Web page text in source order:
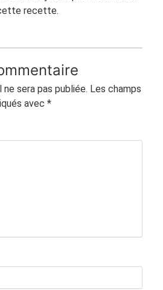
recette.
sera pas publiée. Les champs
avec *